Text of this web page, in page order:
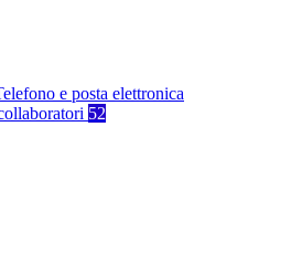
e posta elettronica
52